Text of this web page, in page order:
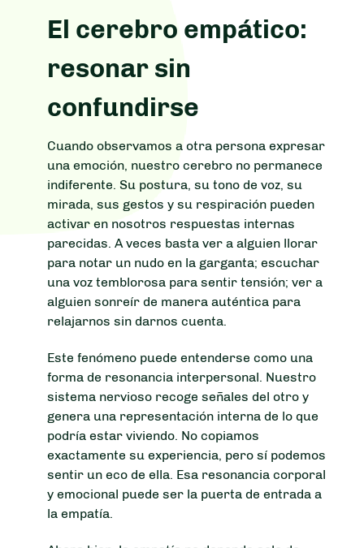
El cerebro empático:
resonar sin
confundirse
Cuando observamos a otra persona expresar
una emoción, nuestro cerebro no permanece
indiferente. Su postura, su tono de voz, su
mirada, sus gestos y su respiración pueden
activar en nosotros respuestas internas
parecidas. A veces basta ver a alguien llorar
para notar un nudo en la garganta; escuchar
una voz temblorosa para sentir tensión; ver a
alguien sonreír de manera auténtica para
relajarnos sin darnos cuenta.
Este fenómeno puede entenderse como una
forma de resonancia interpersonal. Nuestro
sistema nervioso recoge señales del otro y
genera una representación interna de lo que
podría estar viviendo. No copiamos
exactamente su experiencia, pero sí podemos
sentir un eco de ella. Esa resonancia corporal
y emocional puede ser la puerta de entrada a
la empatía.